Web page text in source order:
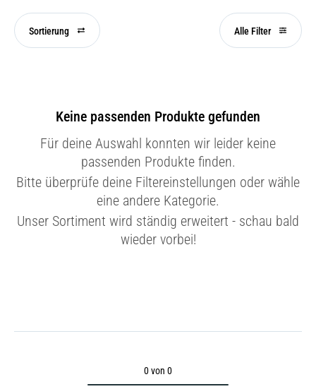
Sortierung Alle Filter
Keine passenden Produkte gefunden
Für deine Auswahl konnten wir leider keine
passenden Produkte finden.
Bitte überprüfe deine Filtereinstellungen oder wähle
eine andere Kategorie.
Unser Sortiment wird ständig erweitert - schau bald
wieder vorbei!
0 von 0